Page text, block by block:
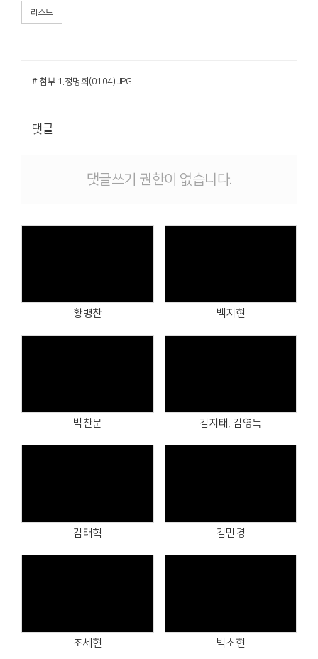
리스트
# 첨부 1.정명희(0104).JPG
댓글
댓글쓰기 권한이 없습니다.
황병찬 백지현
박찬문 김지태, 김영득
김태혁 김민경
조세현 박소현